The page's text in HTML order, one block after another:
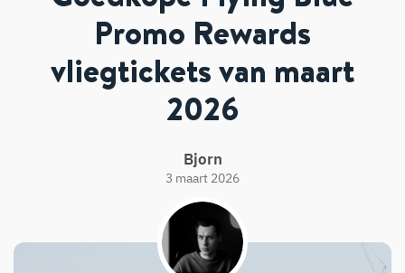
Promo Rewards
vliegtickets van maart
2026
Bjorn
3 maart 2026